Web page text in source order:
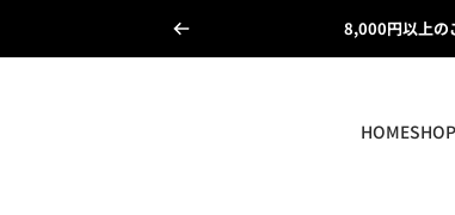
8,000円以上の
HOMESHOP